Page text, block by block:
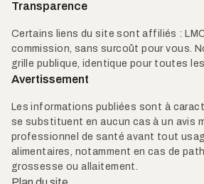
Transparence
Certains liens du site sont affiliés :
commission, sans surcoût pour vous.
grille publique, identique pour toutes
Avertissement
Les informations publiées sont à
se substituent en aucun cas à un avis
professionnel de santé avant tout
alimentaires, notamment en cas de
grossesse ou allaitement.